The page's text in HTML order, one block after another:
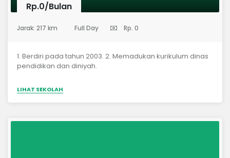
Rp.0/Bulan
Jarak: 217 km Full Day Rp. 0
1. Berdiri pada tahun 2003. 2. Memadukan kurikulum dinas
pendidikan dan diniyah.
LIHAT SEKOLAH